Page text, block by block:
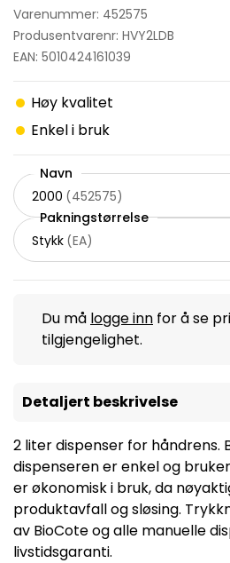
Varenummer: 452575
Produsentvarenr: HVY2LDB
EAN: 5010424161039
Høy kvalitet
Enkel i bruk
Navn
2000 (452575)
Pakningstørrelse
Stykk (EA)
Du må logge inn for å se
tilgjengelighet.
Detaljert beskrivelse
2 liter dispenser for håndrens.
dispenseren er enkel og
er økonomisk i bruk, da
produktavfall og sløsing.
av BioCote og alle manuelle
livstidsgaranti.